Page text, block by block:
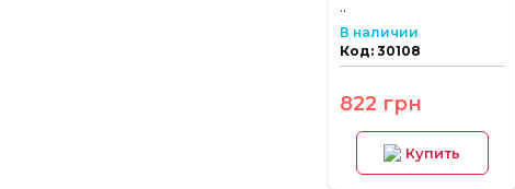
..
В наличии
Код: 30108
822 грн
Купить